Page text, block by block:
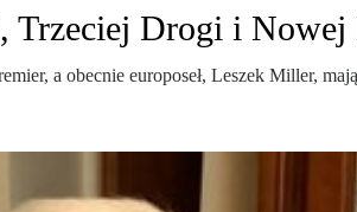
Trzeciej Drogi i
a obecnie europoseł, Leszek Miller,